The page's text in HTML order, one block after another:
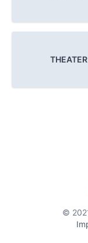
THEATER
©